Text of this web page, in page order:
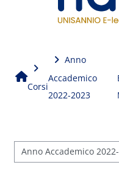
Home
Corsi
Anno
Accademico
2022-2023
Categorie di corso